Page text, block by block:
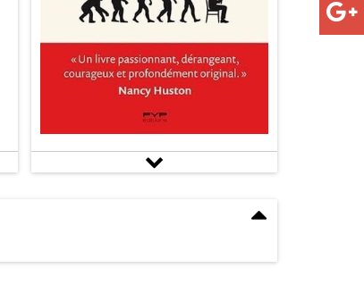
Commentaires